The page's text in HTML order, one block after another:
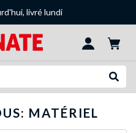
livré lundi
MATÉRIEL